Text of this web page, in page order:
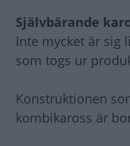
Självbärande
Inte mycket är sig
som togs ur
Konstruktionen
kombikaross är